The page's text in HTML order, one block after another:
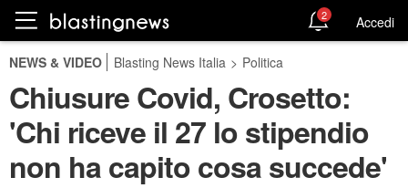
2 Accedi
NEWS & VIDEO Blasting News Italia > Politica
Chiusure Covid, Crosetto:
'Chi riceve il 27 lo stipendio
non ha capito cosa succede'